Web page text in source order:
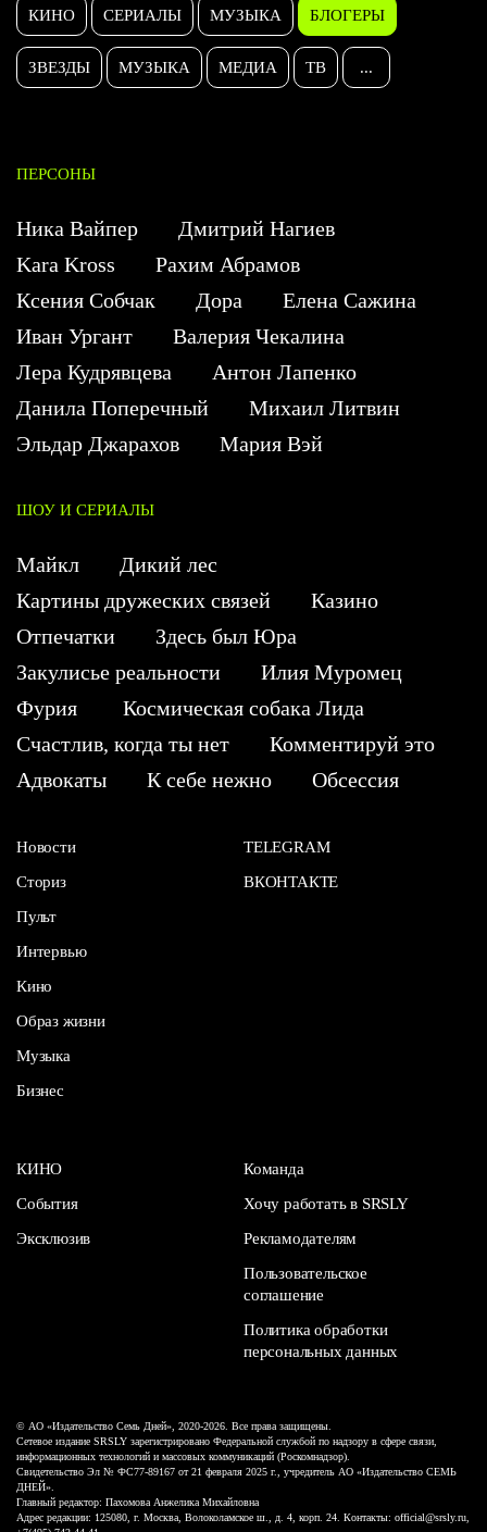
КИНО СЕРИАЛЫ МУЗЫКА БЛОГЕРЫ
ЗВЕЗДЫ МУЗЫКА МЕДИА ТВ ...
ПЕРСОНЫ
Ника Вайпер
Дмитрий Нагиев
Kara Kross
Рахим Абрамов
Ксения Собчак
Дора
Елена Сажина
Иван Ургант
Валерия Чекалина
Лера Кудрявцева
Антон Лапенко
Данила Поперечный
Михаил Литвин
Эльдар Джарахов
Мария Вэй
ШОУ И СЕРИАЛЫ
Майкл
Дикий лес
Картины дружеских связей
Казино
Отпечатки
Здесь был Юра
Закулисье реальности
Илия Муромец
Фурия
Космическая собака Лида
Счастлив, когда ты нет
Комментируй это
Адвокаты
К себе нежно Обсессия
Новости
Сториз
Пульт
Интервью
Кино
Образ жизни
Музыка
Бизнес
TELEGRAM
ВКОНТАКТЕ
КИНО
События
Эксклюзив
Команда
Хочу работать в SRSLY
Рекламодателям
Пользовательское
соглашение
Политика обработки
персональных данных
© АО «Издательство Семь Дней», 2020-2026. Все права защищены.
Сетевое издание SRSLY зарегистрировано Федеральной службой по надзору в сфере связи,
информационных технологий и массовых коммуникаций (Роскомнадзор).
Свидетельство Эл № ФС77-89167 от 21 февраля 2025 г., учредитель АО «Издательство СЕМЬ
ДНЕЙ».
Главный редактор: Пахомова Анжелика Михайловна
Адрес редакции: 125080, г. Москва, Волоколамское ш., д. 4, корп. 24. Контакты: official@srsly.ru,